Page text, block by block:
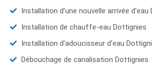
Installation d'une nouvelle arrivée d'eau
Installation de chauffe-eau Dottignies
Installation d’adoucisseur d'eau
Débouchage de canalisation Dottignies